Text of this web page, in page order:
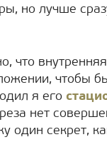
но лучше
что
чтобы
я его
нет
один секрет,